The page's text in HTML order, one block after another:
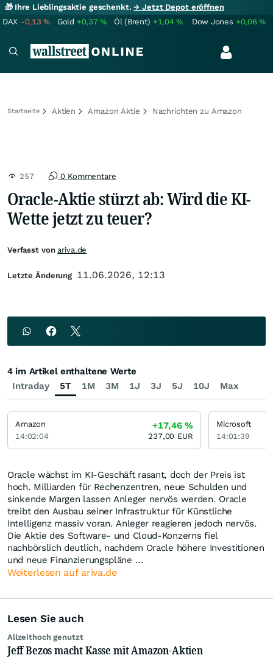
🎁 Ihre Lieblingsaktie geschenkt.→ Jetzt Depot eröffnen
DAX -0,13% Gold +0,37% Öl (Brent) +1,04% Dow Jones +0,06%
Startseite Aktien Amazon Aktie Nachrichten zu Amazon
257 0 Kommentare
Oracle-Aktie stürzt ab: Wird die KI-
Wette jetzt zu teuer?
Oracle wächst im KI-Geschäft rasant, doch der Preis ist
hoch. Milliarden für Rechenzentren, neue Schulden und
sinkende Margen lassen Anleger nervös werden. Oracle
treibt den Ausbau seiner Infrastruktur für Künstliche
Intelligenz massiv voran. Anleger reagieren jedoch nervös.
Die Aktie des Software- und Cloud-Konzerns fiel
nachbörslich deutlich, nachdem Oracle höhere Investitionen
und neue Finanzierungspläne ...
Weiterlesen auf ariva.de
Lesen Sie auch
Allzeithoch genutzt
Jeff Bezos macht Kasse mit Amazon-Aktien
Verfasst vonariva.de
Letzte Änderung 11.06.2026, 12:13
Intraday 5T 1M 3M 1J 3J 5J 10J Max
4 im Artikel enthaltene Werte
Amazon
14:02:04
+17,46%
237,00 EUR
Microsoft
14:01:39